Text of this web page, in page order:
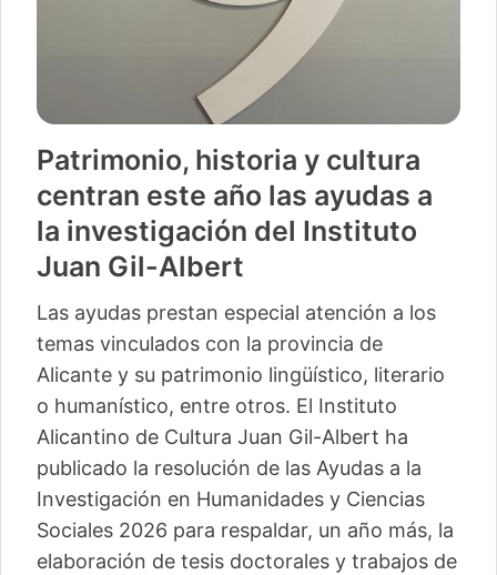
Patrimonio, historia y cultura
centran este año las ayudas a
la investigación del Instituto
Juan Gil-Albert
Las ayudas prestan especial atención a los
temas vinculados con la provincia de
Alicante y su patrimonio lingüístico, literario
o humanístico, entre otros. El Instituto
Alicantino de Cultura Juan Gil-Albert ha
publicado la resolución de las Ayudas a la
Investigación en Humanidades y Ciencias
Sociales 2026 para respaldar, un año más, la
elaboración de tesis doctorales y trabajos de